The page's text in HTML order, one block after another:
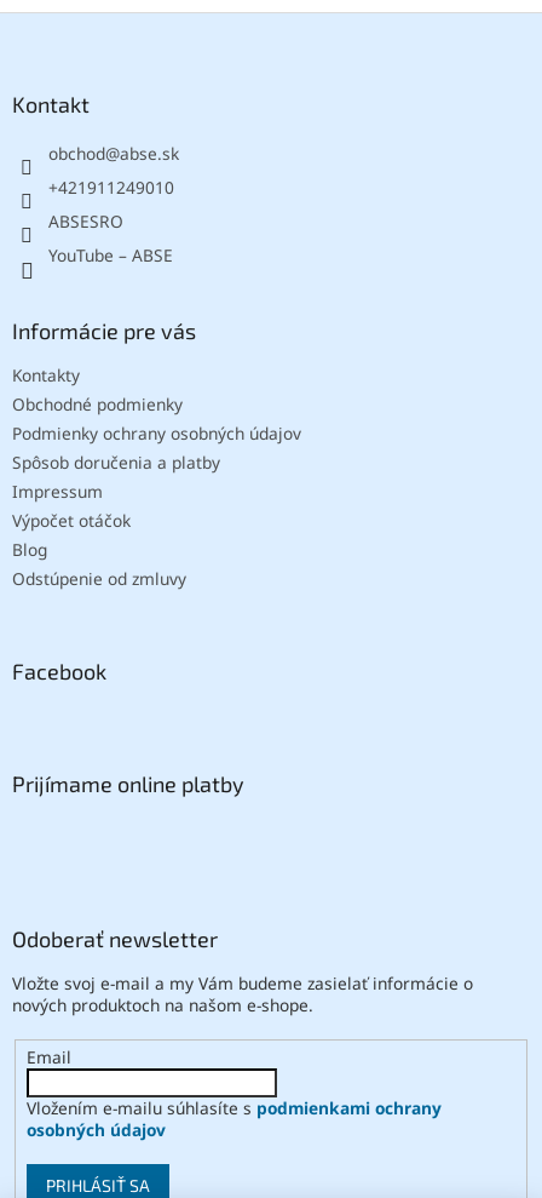
Kontakt
obchod@abse.sk
+421911249010
ABSESRO
YouTube – ABSE
Informácie pre vás
Kontakty
Obchodné podmienky
Podmienky ochrany osobných údajov
Spôsob doručenia a platby
Impressum
Výpočet otáčok
Blog
Odstúpenie od zmluvy
Facebook
Prijímame online platby
Odoberať newsletter
Vložte svoj e-mail a my Vám budeme zasielať informácie o
nových produktoch na našom e-shope.
Email
Vložením e-mailu súhlasíte s podmienkami ochrany
osobných údajov
PRIHLÁSIŤ SA